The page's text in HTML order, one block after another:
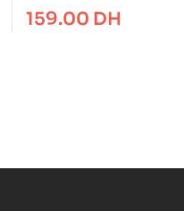
159.00 DH